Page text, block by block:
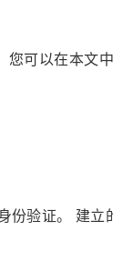
您可以在本文
份验证。 建立